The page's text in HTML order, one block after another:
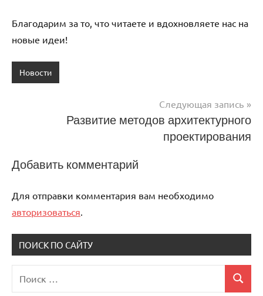
Благодарим за то, что читаете и вдохновляете нас на
новые идеи!
Новости
Навигация
записям
Следующая запись
Развитие методов архитектурного
проектирования
Добавить комментарий
Для отправки комментария вам необходимо
авторизоваться
ПОИСК ПО САЙТУ
для:
Поиск